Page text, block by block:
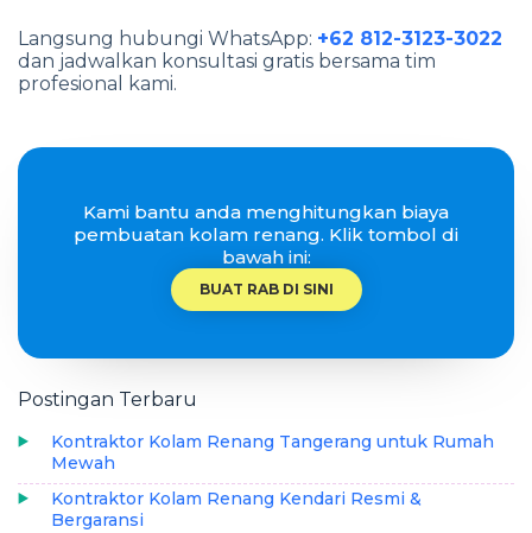
Langsung hubungi WhatsApp: +62 812-3123-3022
dan jadwalkan konsultasi gratis bersama tim
profesional kami.
Kami bantu anda menghitungkan biaya
pembuatan kolam renang. Klik tombol di
bawah ini:
BUAT RAB DI SINI
Postingan Terbaru
Kontraktor Kolam Renang Tangerang untuk Rumah
Mewah
Kontraktor Kolam Renang Kendari Resmi &
Bergaransi